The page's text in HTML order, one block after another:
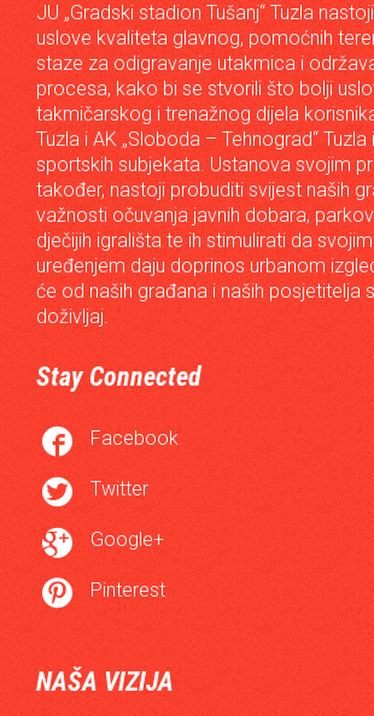
JU „Gradski stadion Tušanj“ Tuzla
uslove kvaliteta glavnog, pomoćnih
staze za odigravanje utakmica i
procesa, kako bi se stvorili što bolji
takmičarskog i trenažnog dijela
Tuzla i AK „Sloboda – Tehnograd“ Tuzla
sportskih subjekata. Ustanova svojim
također, nastoji probuditi svijest naših
važnosti očuvanja javnih dobara,
dječijih igrališta te ih stimulirati da
uređenjem daju doprinos urbanom
će od naših građana i naših posjetitelja
doživljaj.
Stay Connected
 Facebook
 Twitter
 Google+
 Pinterest
NAŠA VIZIJA